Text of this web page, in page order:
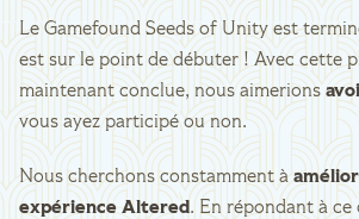
Le Gamefound Seeds of Unity est
est sur le point de débuter ! Avec cette
maintenant conclue, nous aimerions
vous ayez participé ou non.
Nous cherchons constamment à
expérience Altered. En répondant à